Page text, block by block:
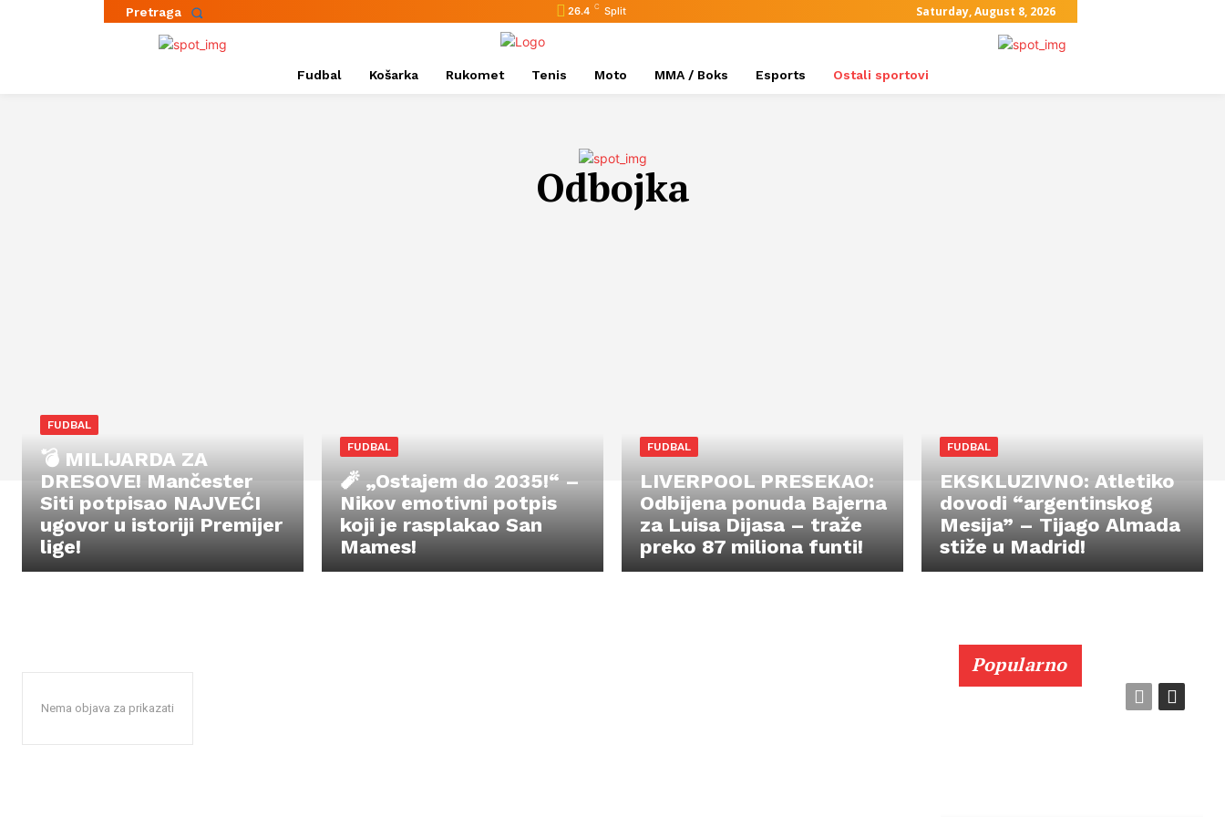
Pretraga 26.4 C Split Saturday, August 8, 2026
Fudbal Košarka Rukomet Tenis Moto MMA / Boks Esports Ostali sportovi
Odbojka
FUDBAL
💣 MILIJARDA ZA
DRESOVE! Mančester
Siti potpisao NAJVEĆI
ugovor u istoriji Premijer
lige!
FUDBAL
🧨 „Ostajem do 2035!“ –
Nikov emotivni potpis
koji je rasplakao San
Mames!
FUDBAL
LIVERPOOL PRESEKAO:
Odbijena ponuda Bajerna
za Luisa Dijasa – traže
preko 87 miliona funti!
FUDBAL
EKSKLUZIVNO: Atletiko
dovodi “argentinskog
Mesija” – Tijago Almada
stiže u Madrid!
Nema objava za prikazati
Popularno